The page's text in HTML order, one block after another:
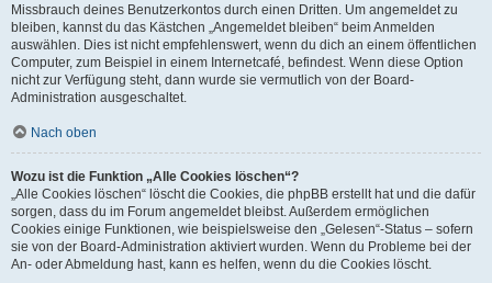
Missbrauch deines Benutzerkontos durch einen Dritten. Um angemeldet zu
bleiben, kannst du das Kästchen „Angemeldet bleiben“ beim Anmelden
auswählen. Dies ist nicht empfehlenswert, wenn du dich an einem öffentlichen
Computer, zum Beispiel in einem Internetcafé, befindest. Wenn diese Option
nicht zur Verfügung steht, dann wurde sie vermutlich von der Board-
Administration ausgeschaltet.
Nach oben
Wozu ist die Funktion „Alle Cookies löschen“?
„Alle Cookies löschen“ löscht die Cookies, die phpBB erstellt hat und die dafür
sorgen, dass du im Forum angemeldet bleibst. Außerdem ermöglichen
Cookies einige Funktionen, wie beispielsweise den „Gelesen“-Status – sofern
sie von der Board-Administration aktiviert wurden. Wenn du Probleme bei der
An- oder Abmeldung hast, kann es helfen, wenn du die Cookies löscht.